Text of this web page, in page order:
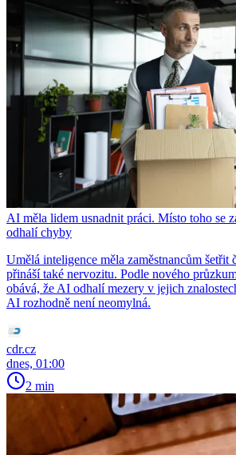
AI měla lidem usnadnit práci. Místo toho se
odhalí chyby
Umělá inteligence měla zaměstnancům šetřit
přináší také nervozitu. Podle nového
obává, že AI odhalí mezery v jejich
AI rozhodně není neomylná.
cdr.cz
dnes, 01:00
2 min